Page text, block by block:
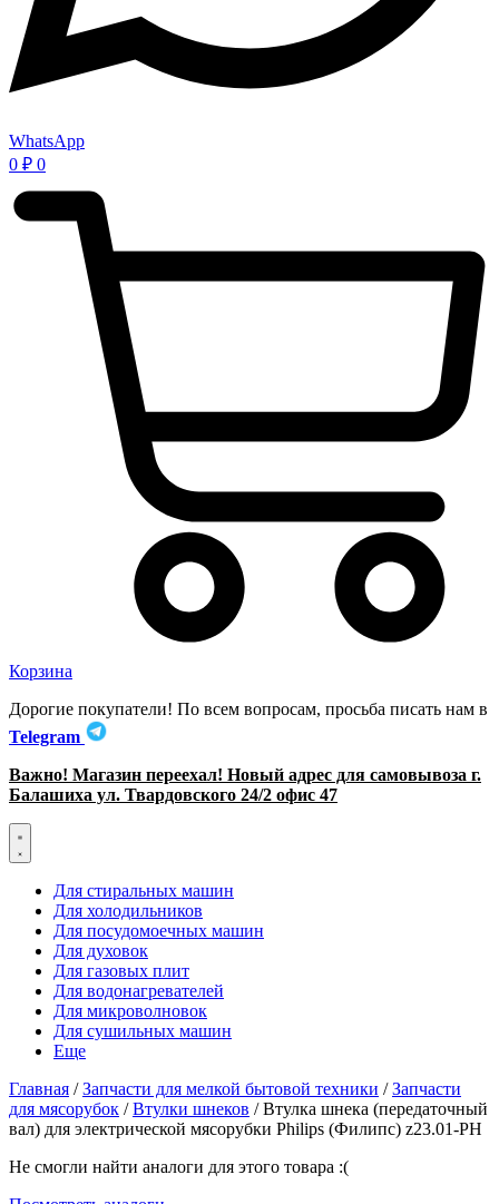
WhatsApp
0 ₽ 0
Корзина
Дорогие покупатели! По всем вопросам, просьба писать нам в
Telegram
Важно! Магазин переехал! Новый адрес для самовывоза г.
Балашиха ул. Твардовского 24/2 офис 47
Для стиральных машин
Для холодильников
Для посудомоечных машин
Для духовок
Для газовых плит
Для водонагревателей
Для микроволновок
Для сушильных машин
Еще
Главная /Запчасти для мелкой бытовой техники /Запчасти
для мясорубок /Втулки шнеков / Втулка шнека (передаточный
вал) для электрической мясорубки Philips (Филипс) z23.01-PH
Не смогли найти аналоги для этого товара :(